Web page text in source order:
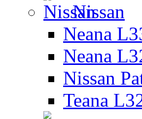
Nissan
Neana
Neana
Nissan
Teana